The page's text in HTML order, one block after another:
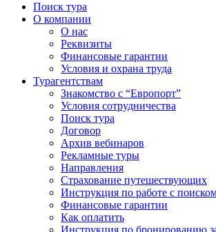
Поиск тура
О компании
О нас
Реквизиты
Финансовые гарантии
Условия и охрана труда
Турагентствам
Знакомство с “Европорт”
Условия сотрудничества
Поиск тура
Договор
Архив вебинаров
Рекламные туры
Направления
Страхование путешествующих
Инструкция по работе с
Финансовые гарантии
Как оплатить
Инструкция по бронированию